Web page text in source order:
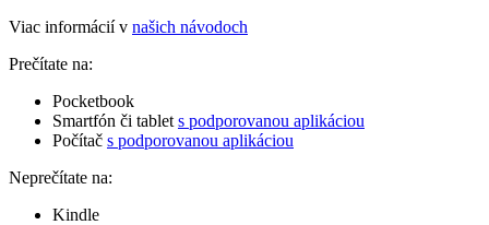
Viac informácií v našich návodoch
Prečítate na:
Pocketbook
Smartfón či tablet s podporovanou aplikáciou
Počítač s podporovanou aplikáciou
Neprečítate na:
Kindle